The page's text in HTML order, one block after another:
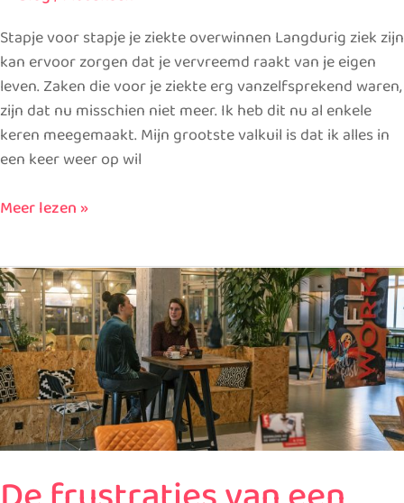
Stapje voor stapje je ziekte overwinnen Langdurig ziek zijn
kan ervoor zorgen dat je vervreemd raakt van je eigen
leven. Zaken die voor je ziekte erg vanzelfsprekend waren,
zijn dat nu misschien niet meer. Ik heb dit nu al enkele
keren meegemaakt. Mijn grootste valkuil is dat ik alles in
een keer weer op wil
Meer lezen »
De
frustraties
van
een
chronisch
zieke